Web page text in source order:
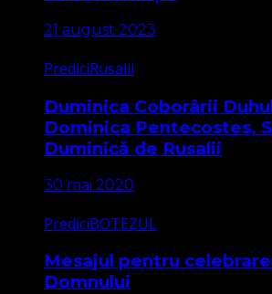
21 august 2023
PrediciRusalii
Duminica Coborârii
Dominica Pentecostes,
Duminică de Rusalii
30 mai 2020
PrediciBOTEZUL
Mesajul pentru
Domnului